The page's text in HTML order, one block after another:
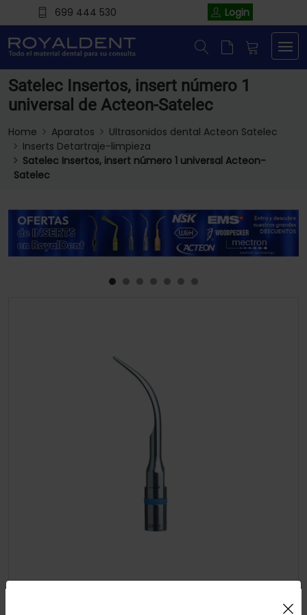
699 444 530 Login
Satelec Insertos, insert número 1
universal de Acteon-Satelec
Home Aparatos
Ultrasonidos dental Acteon Satelec
Inserts Detartraje-limpieza
Satelec Insertos, insert número 1 universal Acteon-
Satelec